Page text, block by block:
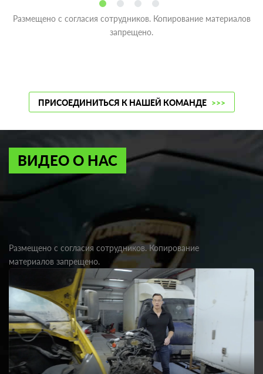
Размещено с согласия сотрудников. Копирование материалов
запрещено.
ПРИСОЕДИНИТЬСЯ К НАШЕЙ КОМАНДЕ >>>
ВИДЕО О НАС
Размещено с согласия сотрудников. Копирование
материалов запрещено.